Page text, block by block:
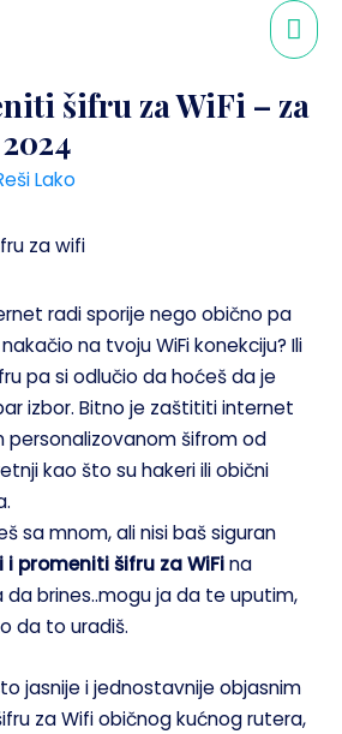
šifru za WiFi – za
Lako
radi sporije nego obično pa
na tvoju WiFi konekciju? Ili
pa si odlučio da hoćeš da je
izbor. Bitno je zaštititi internet
personalizovanom šifrom od
kao što su hakeri ili obični
sa mnom, ali nisi baš siguran
promeniti šifru za WiFina
da brines..mogu ja da te uputim,
da to uradiš.
jasnije i jednostavnije objasnim
za Wifi običnog kućnog rutera,